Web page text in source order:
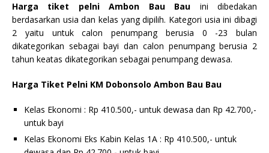
Harga tiket pelni Ambon Bau Bau ini dibedakan
berdasarkan usia dan kelas yang dipilih. Kategori usia ini dibagi
2 yaitu untuk calon penumpang berusia 0 -23 bulan
dikategorikan sebagai bayi dan calon penumpang berusia 2
tahun keatas dikategorikan sebagai penumpang dewasa.
Harga Tiket Pelni KM Dobonsolo Ambon Bau Bau
Kelas Ekonomi : Rp 410.500,- untuk dewasa dan Rp 42.700,-
untuk bayi
Kelas Ekonomi Eks Kabin Kelas 1A : Rp 410.500,- untuk